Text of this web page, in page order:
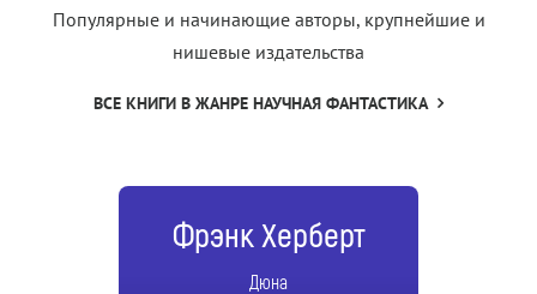
Популярные и начинающие авторы, крупнейшие и
нишевые издательства
ВСЕ КНИГИ В ЖАНРЕ НАУЧНАЯ ФАНТАСТИКА
Фрэнк Херберт
Дюна